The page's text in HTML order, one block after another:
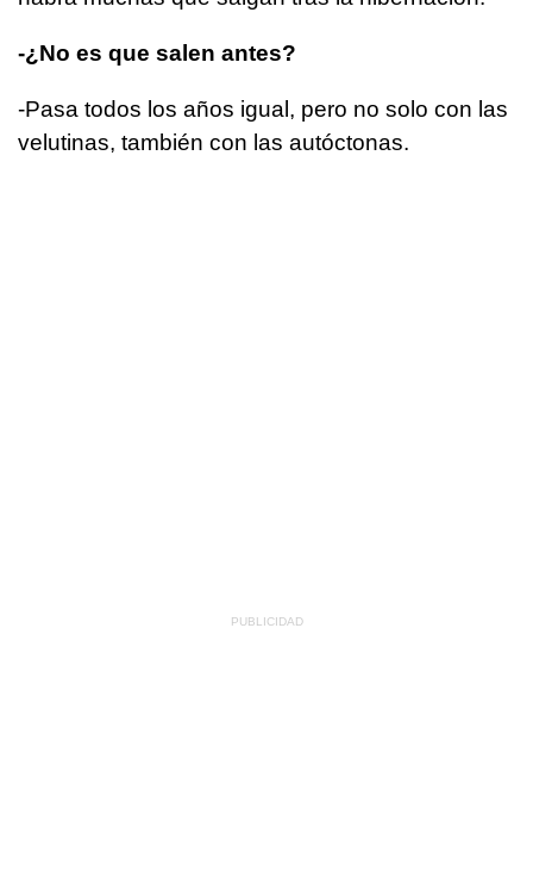
-¿No es que salen antes?
-Pasa todos los años igual, pero no solo con las
velutinas, también con las autóctonas.